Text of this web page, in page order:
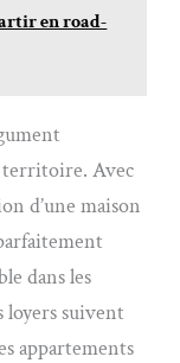
en road-
territoire. Avec
d’une maison
dans les
loyers suivent
appartements